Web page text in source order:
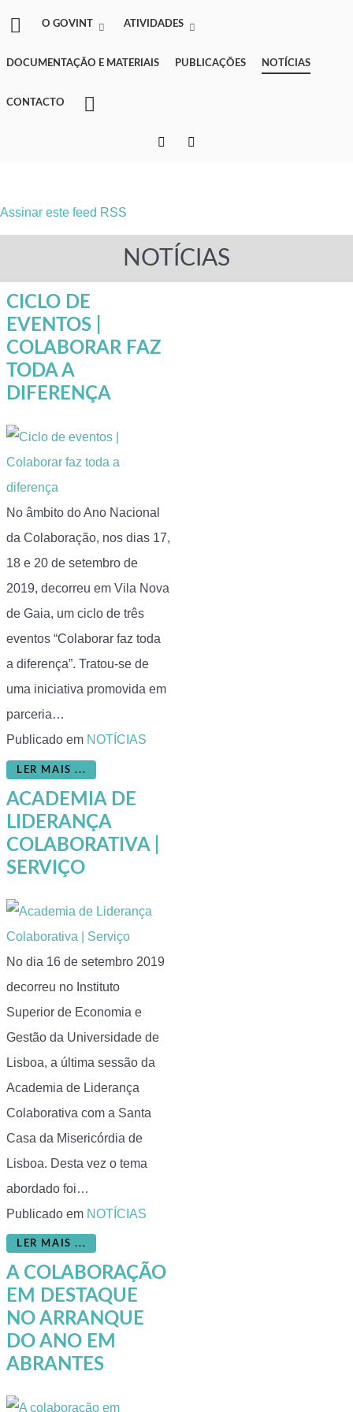
O GOVINT ATIVIDADES
DOCUMENTAÇÃO E MATERIAIS PUBLICAÇÕES NOTÍCIAS
CONTACTO
Assinar este feed RSS
NOTÍCIAS
CICLO DE
EVENTOS |
COLABORAR FAZ
TODA A
DIFERENÇA
No âmbito do Ano Nacional
da Colaboração, nos dias 17,
18 e 20 de setembro de
2019, decorreu em Vila Nova
de Gaia, um ciclo de três
eventos “Colaborar faz toda
a diferença”. Tratou-se de
uma iniciativa promovida em
parceria…
Publicado em NOTÍCIAS
LER MAIS ...
ACADEMIA DE
LIDERANÇA
COLABORATIVA |
SERVIÇO
No dia 16 de setembro 2019
decorreu no Instituto
Superior de Economia e
Gestão da Universidade de
Lisboa, a última sessão da
Academia de Liderança
Colaborativa com a Santa
Casa da Misericórdia de
Lisboa. Desta vez o tema
abordado foi…
Publicado em NOTÍCIAS
LER MAIS ...
A COLABORAÇÃO
EM DESTAQUE
NO ARRANQUE
DO ANO EM
ABRANTES